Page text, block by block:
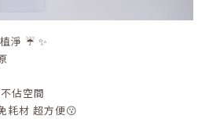
淨 ☔ ✨
佔空間
耗材 超方便😗